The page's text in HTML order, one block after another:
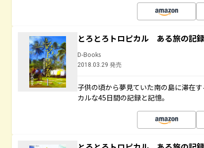
とろとろトロピカル ある旅の記
D-Books
2018.03.29 発売
子供の頃から夢見ていた南の島に滞在
カルな45日間の記録と記憶。